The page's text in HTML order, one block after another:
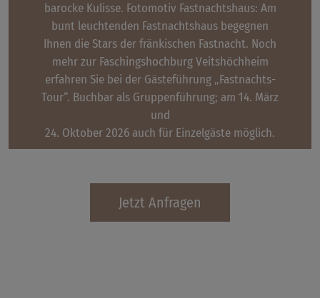
barocke Kulisse. Fotomotiv Fastnachtshaus: Am
bunt leuchtenden Fastnachtshaus begegnen
Ihnen die Stars der fränkischen Fastnacht. Noch
mehr zur Faschingshochburg Veitshöchheim
erfahren Sie bei der Gästeführung „Fastnachts-
Tour“. Buchbar als Gruppenführung; am 14. März
und
24. Oktober 2026 auch für Einzelgäste möglich.
Jetzt Anfragen